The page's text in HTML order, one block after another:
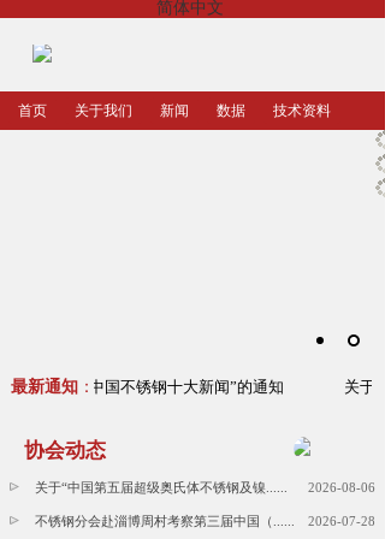
简体中文
首页 关于我们 新闻 数据 技术资料
最新通知 ：
集“2023年中国不锈钢十大新闻”的通知 关于
协会动态
关于“中国第五届超级奥氏体不锈钢及镍...... 2026-08-06
不锈钢分会赴淄博周村考察第三届中国（...... 2026-07-28